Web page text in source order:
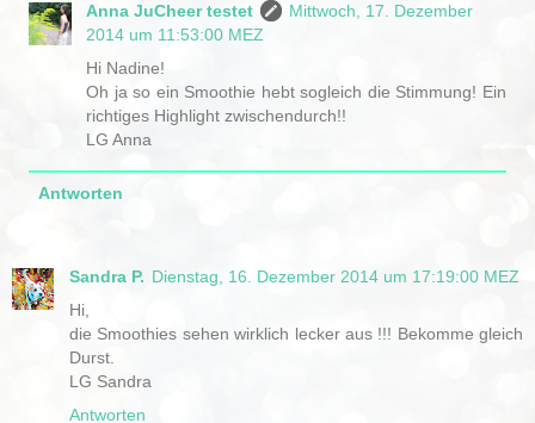
Anna JuCheer testet
Mittwoch, 17. Dezember
2014 um 11:53:00 MEZ
Hi Nadine!
Oh ja so ein Smoothie hebt sogleich die Stimmung! Ein
richtiges Highlight zwischendurch!!
LG Anna
Antworten
Sandra P. Dienstag, 16. Dezember 2014 um 17:19:00 MEZ
Hi,
die Smoothies sehen wirklich lecker aus !!! Bekomme gleich
Durst.
LG Sandra
Antworten